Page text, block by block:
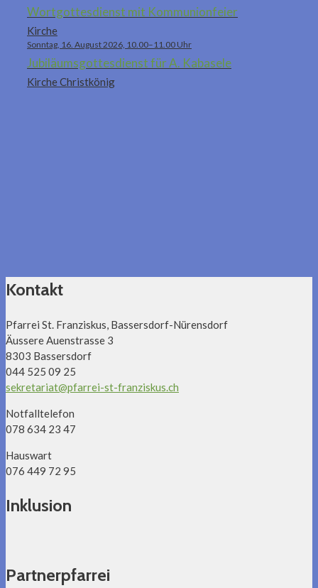
Wortgottesdienst mit Kommunionfeier
Kirche
Sonntag, 16. August 2026, 10.00–11.00 Uhr
Jubiläumsgottesdienst für A. Kabasele
Kirche Christkönig
Kontakt
Pfarrei St. Franziskus, Bassersdorf-Nürensdorf
Äussere Auenstrasse 3
8303 Bassersdorf
044 525 09 25
sekretariat@pfarrei-st-franziskus.ch
Notfalltelefon
078 634 23 47
Hauswart
076 449 72 95
Inklusion
Partnerpfarrei